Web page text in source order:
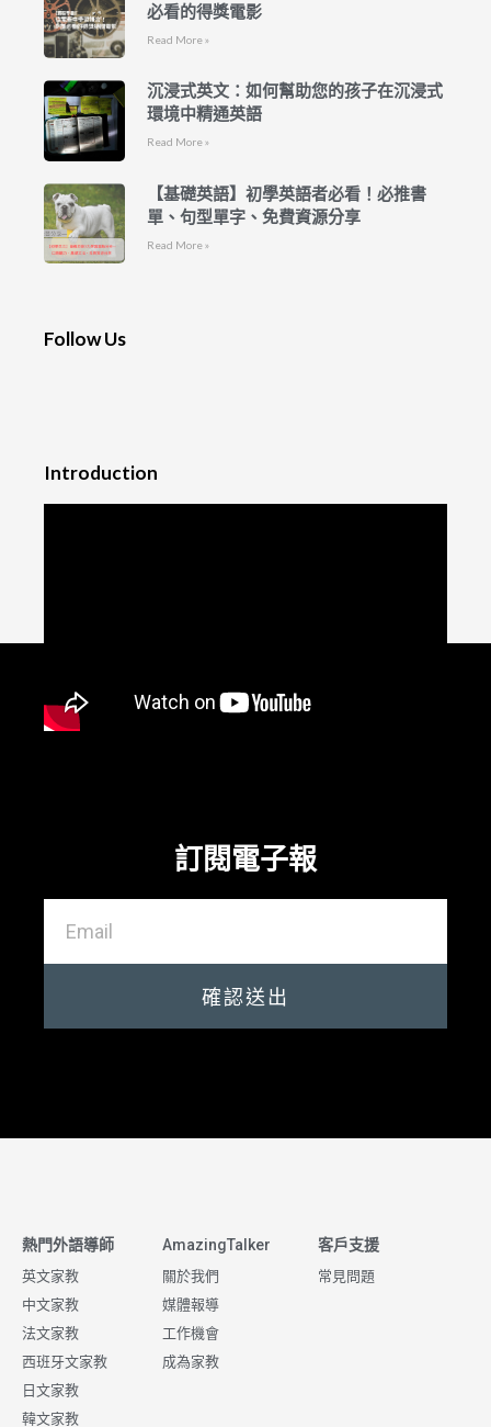
必看的得獎電影
Read More »
沉浸式英文：如何幫助您的孩子在沉浸式
環境中精通英語
Read More »
【基礎英語】初學英語者必看！必推書
單、句型單字、免費資源分享
Read More »
Follow Us
Introduction
訂閱電子報
確認送出
熱門外語導師
英文家教
中文家教
法文家教
西班牙文家教
日文家教
韓文家教
AmazingTalker
關於我們
媒體報導
工作機會
成為家教
客戶支援
常見問題